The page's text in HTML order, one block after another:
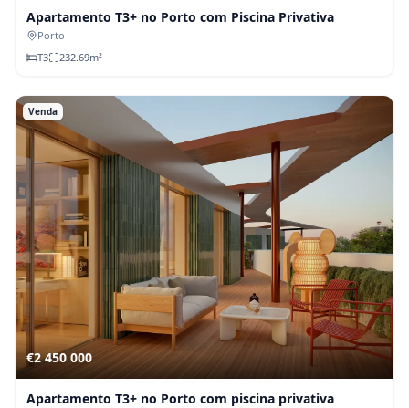
Apartamento T3+ no Porto com Piscina Privativa
Porto
T3 232.69m²
Venda
€2 450 000
Apartamento T3+ no Porto com piscina privativa